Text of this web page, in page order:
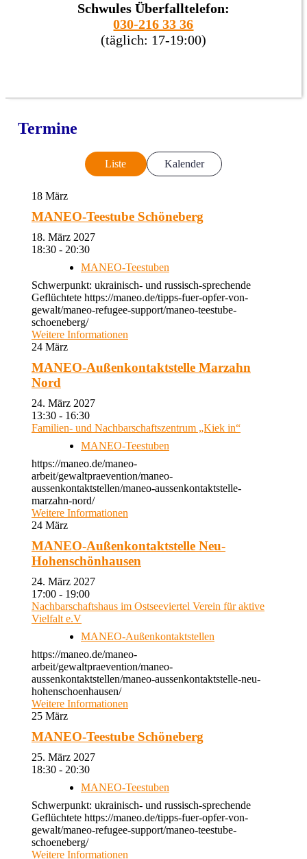
Schwules Überfalltelefon:
030-216 33 36
(täglich: 17-19:00)
Termine
Liste Kalender
18 März
MANEO-Teestube Schöneberg
18. März 2027
18:30 - 20:30
MANEO-Teestuben
Schwerpunkt: ukrainisch- und russisch-sprechende
Geflüchtete https://maneo.de/tipps-fuer-opfer-von-
gewalt/maneo-refugee-support/maneo-teestube-
schoeneberg/
Weitere Informationen
24 März
MANEO-Außenkontaktstelle Marzahn
Nord
24. März 2027
13:30 - 16:30
Familien- und Nachbarschaftszentrum „Kiek in“
MANEO-Teestuben
https://maneo.de/maneo-
arbeit/gewaltpraevention/maneo-
aussenkontaktstellen/maneo-aussenkontaktstelle-
marzahn-nord/
Weitere Informationen
24 März
MANEO-Außenkontaktstelle Neu-
Hohenschönhausen
24. März 2027
17:00 - 19:00
Nachbarschaftshaus im Ostseeviertel Verein für aktive
Vielfalt e.V
MANEO-Außenkontaktstellen
https://maneo.de/maneo-
arbeit/gewaltpraevention/maneo-
aussenkontaktstellen/maneo-aussenkontaktstelle-neu-
hohenschoenhausen/
Weitere Informationen
25 März
MANEO-Teestube Schöneberg
25. März 2027
18:30 - 20:30
MANEO-Teestuben
Schwerpunkt: ukrainisch- und russisch-sprechende
Geflüchtete https://maneo.de/tipps-fuer-opfer-von-
gewalt/maneo-refugee-support/maneo-teestube-
schoeneberg/
Weitere Informationen